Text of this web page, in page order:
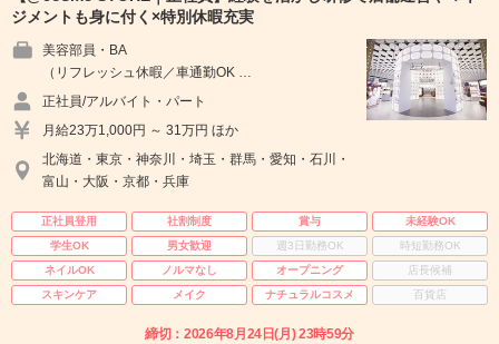
ジメントも身に付く×特別休暇充実
美容部員・BA
（リフレッシュ休暇／車通勤OK …
正社員/アルバイト・パート
月給23万1,000円 ～ 31万円 ほか
北海道・東京・神奈川・埼玉・群馬・愛知・石川・
富山・大阪・京都・兵庫
正社員登用 社割制度 賞与
未経験OK
学生OK
男女歓迎 週3日勤務OK
時短勤務OK
ネイルOK
ノルマなし オープニング
店長候補
スキンケア
メイク ナチュラルコスメ 百貨店
締切：2026年8月24日(月) 23時59分